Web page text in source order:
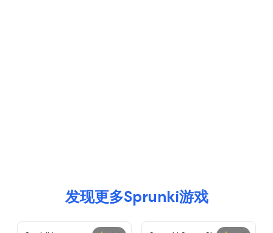
发现更多Sprunki游戏